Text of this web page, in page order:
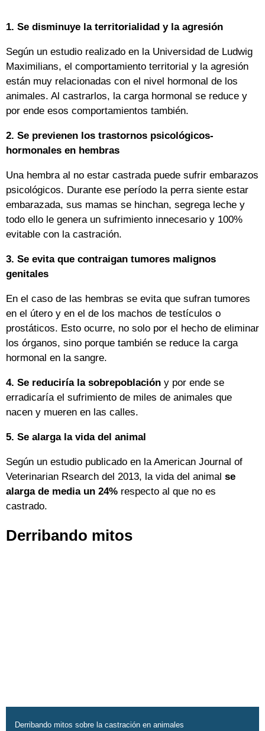
1. Se disminuye la territorialidad y la agresión
Según un estudio realizado en la Universidad de Ludwig
Maximilians, el comportamiento territorial y la agresión
están muy relacionadas con el nivel hormonal de los
animales. Al castrarlos, la carga hormonal se reduce y
por ende esos comportamientos también.
2. Se previenen los trastornos psicológicos-
hormonales en hembras
Una hembra al no estar castrada puede sufrir embarazos
psicológicos. Durante ese período la perra siente estar
embarazada, sus mamas se hinchan, segrega leche y
todo ello le genera un sufrimiento innecesario y 100%
evitable con la castración.
3. Se evita que contraigan tumores malignos
genitales
En el caso de las hembras se evita que sufran tumores
en el útero y en el de los machos de testículos o
prostáticos. Esto ocurre, no solo por el hecho de eliminar
los órganos, sino porque también se reduce la carga
hormonal en la sangre.
4. Se reduciría la sobrepoblación y por ende se
erradicaría el sufrimiento de miles de animales que
nacen y mueren en las calles.
5. Se alarga la vida del animal
Según un estudio publicado en la American Journal of
Veterinarian Rsearch del 2013, la vida del animal se
alarga de media un 24% respecto al que no es
castrado.
Derribando mitos
Derribando mitos sobre la castración en animales